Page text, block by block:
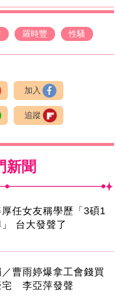
羅時豐 性騷
加入
追蹤
新聞
厚任女友稱學歷「3碩1
台大發聲了
／曹雨婷爆拿工會錢買
宅 李亞萍發聲